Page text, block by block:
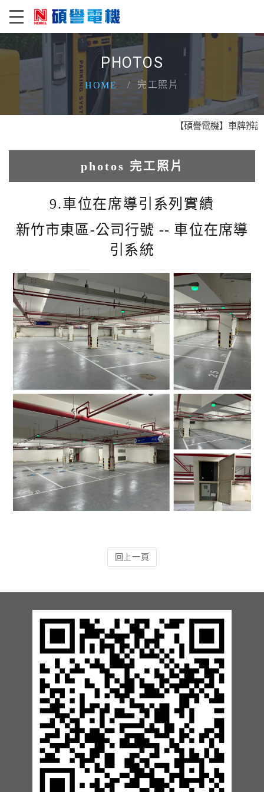
PHOTOS
HOME 完工照片
【碩譽電機】車牌辨
photos 完工照片
1.人臉辨識系統實績
2.電動柵欄機系列實績
3.車牌辨識收費系統實績
4.車牌辨識收費系統-客製化實績
5.停車收費系統系列實績
6.停車收費系統-地閘式實績
7.人員管制機系列實績
8.長距離讀卡機系列實績
9.車位在席導引系列實績
10.反向尋車系統實績
11.周邊配備-紅綠燈實績
13.周邊配備-防撞條實績
15.周邊配備-安全警示實績
17.周邊配備-方向指示實績
18.周邊配備-車位架實績
20.智能汽機車充電樁設備實績
21.車道資訊看板實績
9.車位在席導引系列實績
新竹市東區-公司行號 -- 車位在席導
引系統
回上一頁